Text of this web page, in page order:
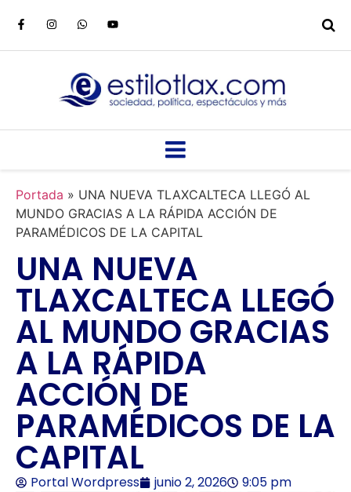
Portada » UNA NUEVA TLAXCALTECA LLEGÓ AL
MUNDO GRACIAS A LA RÁPIDA ACCIÓN DE
PARAMÉDICOS DE LA CAPITAL
UNA NUEVA
TLAXCALTECA LLEGÓ
AL MUNDO GRACIAS
A LA RÁPIDA
ACCIÓN DE
PARAMÉDICOS DE LA
CAPITAL
Portal Wordpress junio 2, 2026 9:05 pm